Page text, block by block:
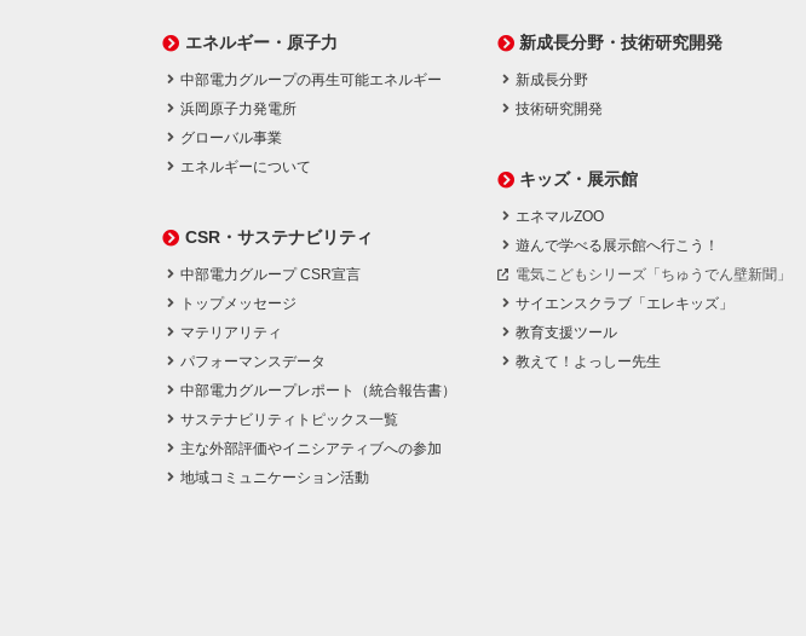
エネルギー・原子力
中部電力グループの再生可能エネルギー
浜岡原子力発電所
グローバル事業
エネルギーについて
CSR・サステナビリティ
中部電力グループ CSR宣言
トップメッセージ
マテリアリティ
パフォーマンスデータ
中部電力グループレポート（統合報告書）
サステナビリティトピックス一覧
主な外部評価やイニシアティブへの参加
地域コミュニケーション活動
新成長分野・技術研究開発
新成長分野
技術研究開発
キッズ・展示館
エネマルZOO
遊んで学べる展示館へ行こう！
電気こどもシリーズ「ちゅうでん壁新聞」
サイエンスクラブ「エレキッズ」
教育支援ツール
教えて！よっしー先生